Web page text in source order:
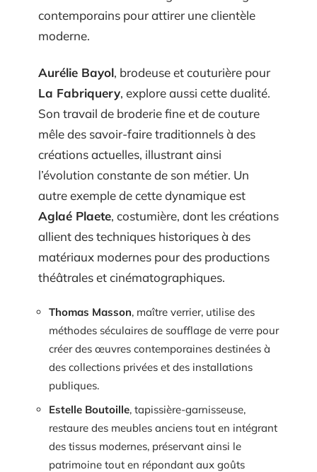
contemporains pour attirer une clientèle
moderne.
Aurélie Bayol, brodeuse et couturière pour
La Fabriquery, explore aussi cette dualité.
Son travail de broderie fine et de couture
mêle des savoir-faire traditionnels à des
créations actuelles, illustrant ainsi
l’évolution constante de son métier. Un
autre exemple de cette dynamique est
Aglaé Plaete, costumière, dont les créations
allient des techniques historiques à des
matériaux modernes pour des productions
théâtrales et cinématographiques.
Thomas Masson, maître verrier, utilise des
méthodes séculaires de soufflage de verre pour
créer des œuvres contemporaines destinées à
des collections privées et des installations
publiques.
Estelle Boutoille, tapissière-garnisseuse,
restaure des meubles anciens tout en intégrant
des tissus modernes, préservant ainsi le
patrimoine tout en répondant aux goûts